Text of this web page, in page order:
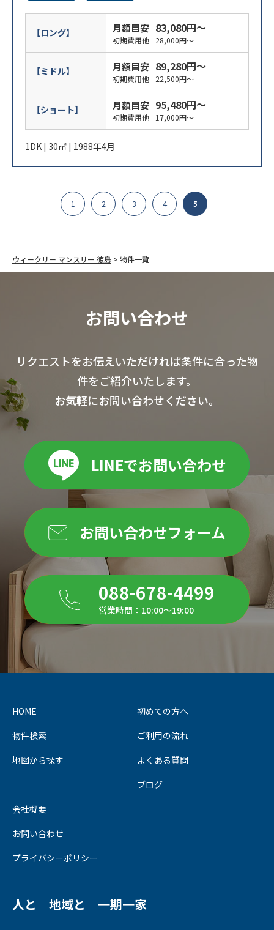
【ロング】 月額目安 83,080円～
初期費用他 28,000円～
【ミドル】 月額目安 89,280円～
初期費用他 22,500円～
【ショート】 月額目安 95,480円～
初期費用他 17,000円～
1DK | 30㎡ | 1988年4月
1 2 3 4 5
ウィークリー マンスリー 徳島 > 物件一覧
お問い合わせ
リクエストをお伝えいただければ条件に合った物
件をご紹介いたします。
お気軽にお問い合わせください。
LINEでお問い合わせ
お問い合わせフォーム
088-678-4499
営業時間：10:00～19:00
HOME
物件検索
地図から探す
初めての方へ
ご利用の流れ
よくある質問
ブログ
会社概要
お問い合わせ
プライバシーポリシー
人と 地域と 一期一家